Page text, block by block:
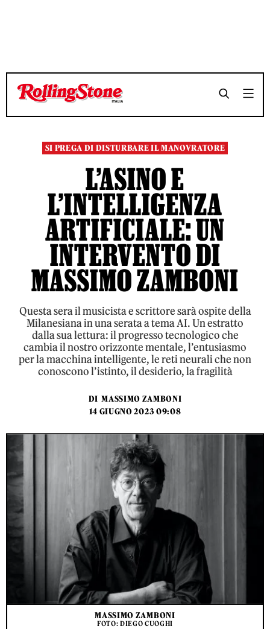
TEMPO DI LETTURA 5 MINUTI SHARE
TEMPO DI LETTURA 5 MINUTI SHARE
SI PREGA DI DISTURBARE IL MANOVRATORE
L’ASINO E
L’INTELLIGENZA
ARTIFICIALE: UN
INTERVENTO DI
MASSIMO ZAMBONI
Questa sera il musicista e scrittore sarà ospite della
Milanesiana in una serata a tema AI. Un estratto
dalla sua lettura: il progresso tecnologico che
cambia il nostro orizzonte mentale, l’entusiasmo
per la macchina intelligente, le reti neurali che non
conoscono l’istinto, il desiderio, la fragilità
DI MASSIMO ZAMBONI
14 GIUGNO 2023 09:08
MASSIMO ZAMBONI
FOTO: DIEGO CUOGHI